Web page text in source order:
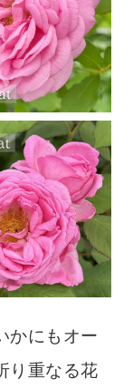
かにもオー
り重なる花